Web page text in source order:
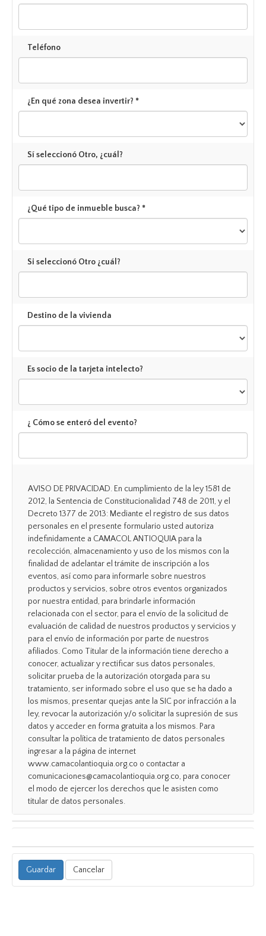
Teléfono
¿En qué zona desea invertir? *
Sí seleccionó Otro, ¿cuál?
¿Qué tipo de inmueble busca? *
Si seleccionó Otro ¿cuál?
Destino de la vivienda
Es socio de la tarjeta intelecto?
¿ Cómo se enteró del evento?
AVISO DE PRIVACIDAD. En cumplimiento de la ley 1581 de
2012, la Sentencia de Constitucionalidad 748 de 2011, y el
Decreto 1377 de 2013: Mediante el registro de sus datos
personales en el presente formulario usted autoriza
indefinidamente a CAMACOL ANTIOQUIA para la
recolección, almacenamiento y uso de los mismos con la
finalidad de adelantar el trámite de inscripción a los
eventos, así como para informarle sobre nuestros
productos y servicios, sobre otros eventos organizados
por nuestra entidad, para brindarle información
relacionada con el sector, para el envío de la solicitud de
evaluación de calidad de nuestros productos y servicios y
para el envío de información por parte de nuestros
afiliados. Como Titular de la información tiene derecho a
conocer, actualizar y rectificar sus datos personales,
solicitar prueba de la autorización otorgada para su
tratamiento, ser informado sobre el uso que se ha dado a
los mismos, presentar quejas ante la SIC por infracción a la
ley, revocar la autorización y/o solicitar la supresión de sus
datos y acceder en forma gratuita a los mismos. Para
consultar la política de tratamiento de datos personales
ingresar a la página de internet
www.camacolantioquia.org.co o contactar a
comunicaciones@camacolantioquia.org.co, para conocer
el modo de ejercer los derechos que le asisten como
titular de datos personales.
Cancelar